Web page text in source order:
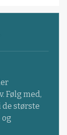
Følg med,
største